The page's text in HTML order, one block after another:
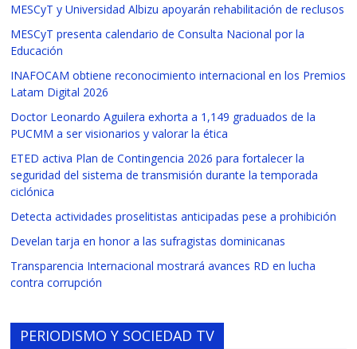
MESCyT y Universidad Albizu apoyarán rehabilitación de reclusos
MESCyT presenta calendario de Consulta Nacional por la
Educación
INAFOCAM obtiene reconocimiento internacional en los Premios
Latam Digital 2026
Doctor Leonardo Aguilera exhorta a 1,149 graduados de la
PUCMM a ser visionarios y valorar la ética
ETED activa Plan de Contingencia 2026 para fortalecer la
seguridad del sistema de transmisión durante la temporada
ciclónica
Detecta actividades proselitistas anticipadas pese a prohibición
Develan tarja en honor a las sufragistas dominicanas
Transparencia Internacional mostrará avances RD en lucha
contra corrupción
PERIODISMO Y SOCIEDAD TV